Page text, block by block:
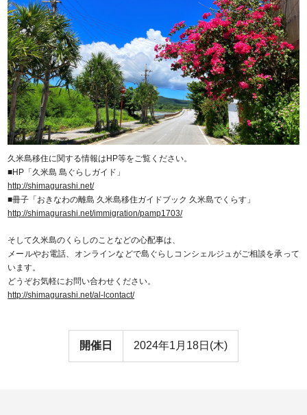
久米島移住に関する情報はHP等をご覧ください。
■HP「久米島 島ぐらしガイド」
http://shimagurashi.net/
■冊子「おきなわの離島 久米島移住ガイドブック 久米島でくらす」
http://shimagurashi.net/immigration/pamp1703/
そして久米島のくらしのことなどの心配事は、
メールやお電話、オンラインなどで島ぐらしコンシェルジュがご相談を承って
います。
どうぞお気軽にお問い合わせください。
http://shimagurashi.net/al-lcontact/
開催日 2024年1月18日(木)